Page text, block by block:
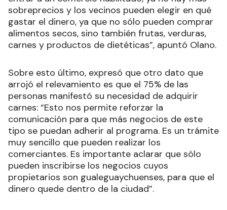
sobreprecios y los vecinos pueden elegir en qué
gastar el dinero, ya que no sólo pueden comprar
alimentos secos, sino también frutas, verduras,
carnes y productos de dietéticas”, apuntó Olano.
Sobre esto último, expresó que otro dato que
arrojó el relevamiento es que el 75% de las
personas manifestó su necesidad de adquirir
carnes: “Esto nos permite reforzar la
comunicación para que más negocios de este
tipo se puedan adherir al programa. Es un trámite
muy sencillo que pueden realizar los
comerciantes. Es importante aclarar que sólo
pueden inscribirse los negocios cuyos
propietarios son gualeguaychuenses, para que el
dinero quede dentro de la ciudad”.